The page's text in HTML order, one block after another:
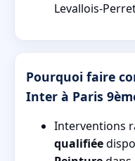
Levallois-
Pourquoi faire
Inter à Paris
Interventions
qualifiée